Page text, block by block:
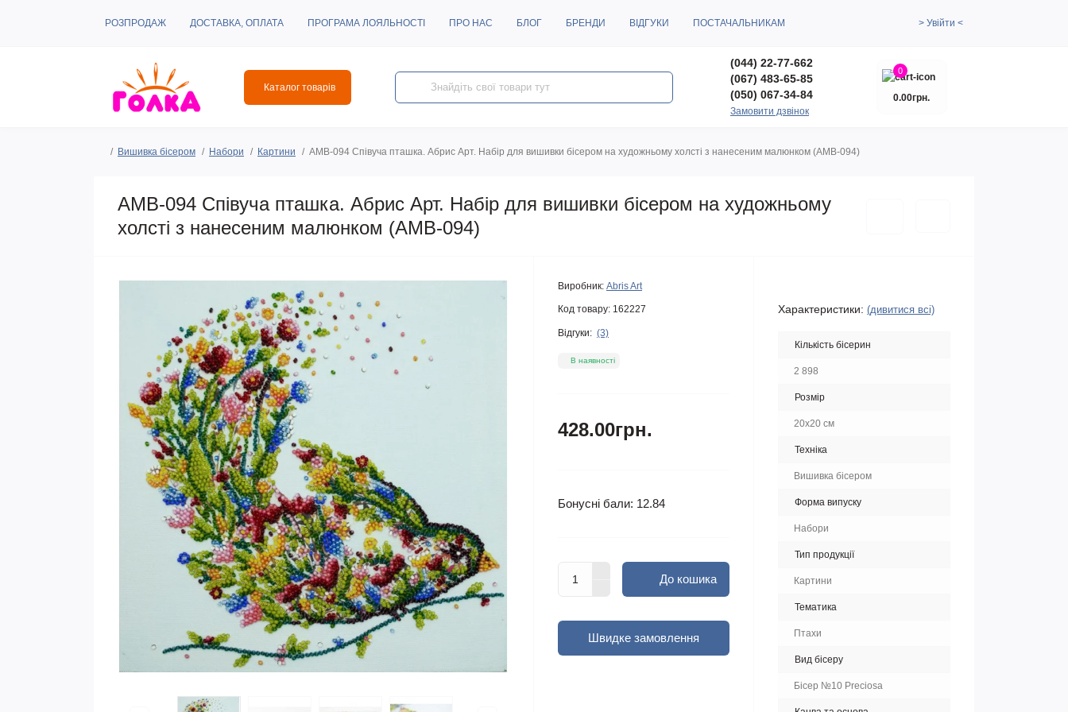
РОЗПРОДАЖ ДОСТАВКА, ОПЛАТА ПРОГРАМА ЛОЯЛЬНОСТІ ПРО НАС БЛОГ БРЕНДИ ВІДГУКИ ПОСТАЧАЛЬНИКАМ > Увійти <
Каталог товарів
(044) 22-77-662
(067) 483-65-85
(050) 067-34-84
Замовити дзвінок
0
0.00грн.
Вишивка бісером Набори Картини AMB-094 Співуча пташка. Абрис Арт. Набір для вишивки бісером на художньому холсті з нанесеним малюнком (АМВ-094)
AMB-094 Співуча пташка. Абрис Арт. Набір для вишивки бісером на художньому
холсті з нанесеним малюнком (АМВ-094)
Виробник: Abris Art
Код товару: 162227
Відгуки: (3)
В наявності
428.00грн.
Бонусні бали: 12.84
До кошика
Швидке замовлення
Характеристики: (дивитися всі)
Кількість бісерин
2 898
Розмір
20x20 см
Техніка
Вишивка бісером
Форма випуску
Набори
Тип продукції
Картини
Тематика
Птахи
Вид бісеру
Бісер №10 Preciosa